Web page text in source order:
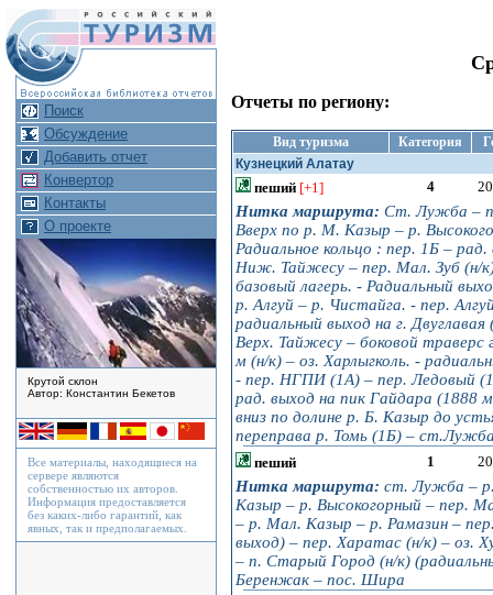
Поиск
Обсуждение
Добавить отчет
Конвертор
Контакты
О проекте
Крутой склон
Автор: Константин Бекетов
Все материалы, находящиеся на
сервере являются
собственностью их авторов.
Информация предоставляется
без каких-либо гарантий, как
явных, так и предполагаемых.
Отчеты по региону:
Вид туризма Категория
Кузнецкий Алатау
пеший [+1] 4
Нитка маршрута: Ст. Лужба –
Вверх по р. М. Казыр – р.
Радиальное кольцо : пер. 1Б –
Ниж. Тайжесу – пер. Мал. Зуб (н/
базовый лагерь. - Радиальный
р. Алгуй – р. Чистайга. - пер.
радиальный выход на г.
Верх. Тайжесу – боковой траверс
м (н/к) – оз. Харлыгколь. -
- пер. НГПИ (1А) – пер. Ледовый
рад. выход на пик Гайдара (1888
вниз по долине р. Б. Казыр до
переправа р. Томь (1Б) –
пеший 1
Нитка маршрута: ст. Лужба –
Казыр – р. Высокогорный – пер.
– р. Мал. Казыр – р. Рамазин –
выход) – пер. Харатас (н/к) – оз.
– п. Старый Город (н/к)
Беренжак – пос. Шира